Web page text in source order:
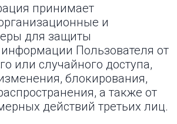
принимает
и
для защиты
Пользователя от
или случайного доступа,
блокирования,
а также от
действий третьих лиц.